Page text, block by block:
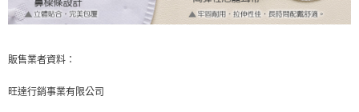
販售業者資料：
旺達行銷事業有限公司